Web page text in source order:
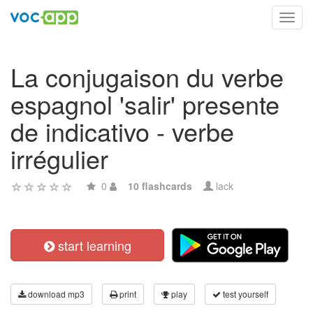
La conjugaison du verbe
espagnol 'salir' presente
de indicativo - verbe
irrégulier
0 10 flashcards lack
start learning
download mp3 print play test yourself